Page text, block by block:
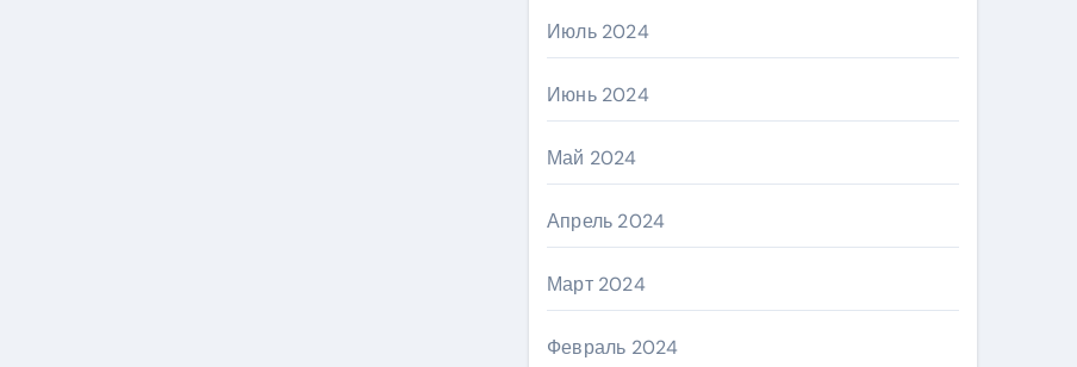
Июль 2024
Июнь 2024
Май 2024
Апрель 2024
Март 2024
Февраль 2024